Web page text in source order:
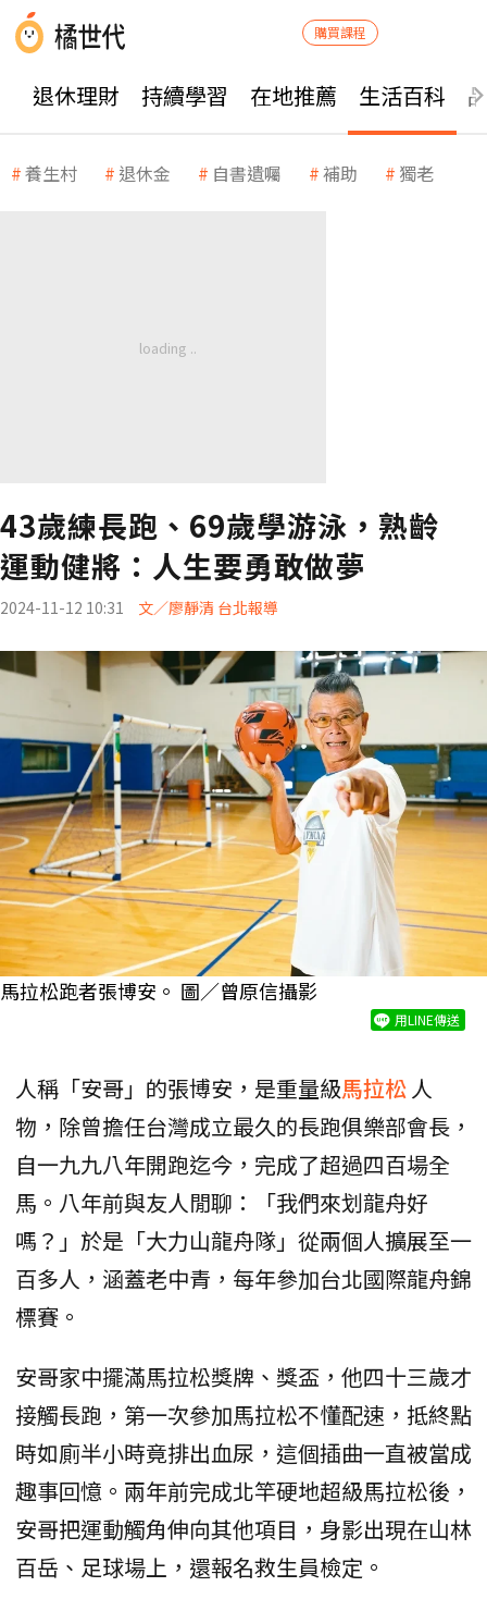
購買課程
退休理財 持續學習 在地推薦 生活百科
養生村 退休金 自書遺囑 補助 獨老
43歲練長跑、69歲學游泳，熟齡
運動健將：人生要勇敢做夢
2024-11-12 10:31 文／廖靜清 台北報導
馬拉松跑者張博安。 圖／曾原信攝影
用LINE傳送
人稱「安哥」的張博安，是重量級馬拉松人
物，除曾擔任台灣成立最久的長跑俱樂部會長，
自一九九八年開跑迄今，完成了超過四百場全
馬。八年前與友人閒聊：「我們來划龍舟好
嗎？」於是「大力山龍舟隊」從兩個人擴展至一
百多人，涵蓋老中青，每年參加台北國際龍舟錦
標賽。
安哥家中擺滿馬拉松獎牌、獎盃，他四十三歲才
接觸長跑，第一次參加馬拉松不懂配速，抵終點
時如廁半小時竟排出血尿，這個插曲一直被當成
趣事回憶。兩年前完成北竿硬地超級馬拉松後，
安哥把運動觸角伸向其他項目，身影出現在山林
百岳、足球場上，還報名救生員檢定。